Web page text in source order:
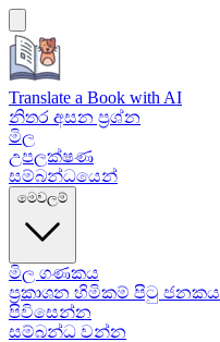
Translate a Book with AI
නිතර අසන ප්‍රශ්න
මිල
උපලක්ෂණ
සම්බන්ධයෙන්
මෙවලම්
මිල ගණකය
ප්‍රකාශන හිමිකම් පිටු ජනකය
පිවිසෙන්න
සම්බන්ධ වන්න